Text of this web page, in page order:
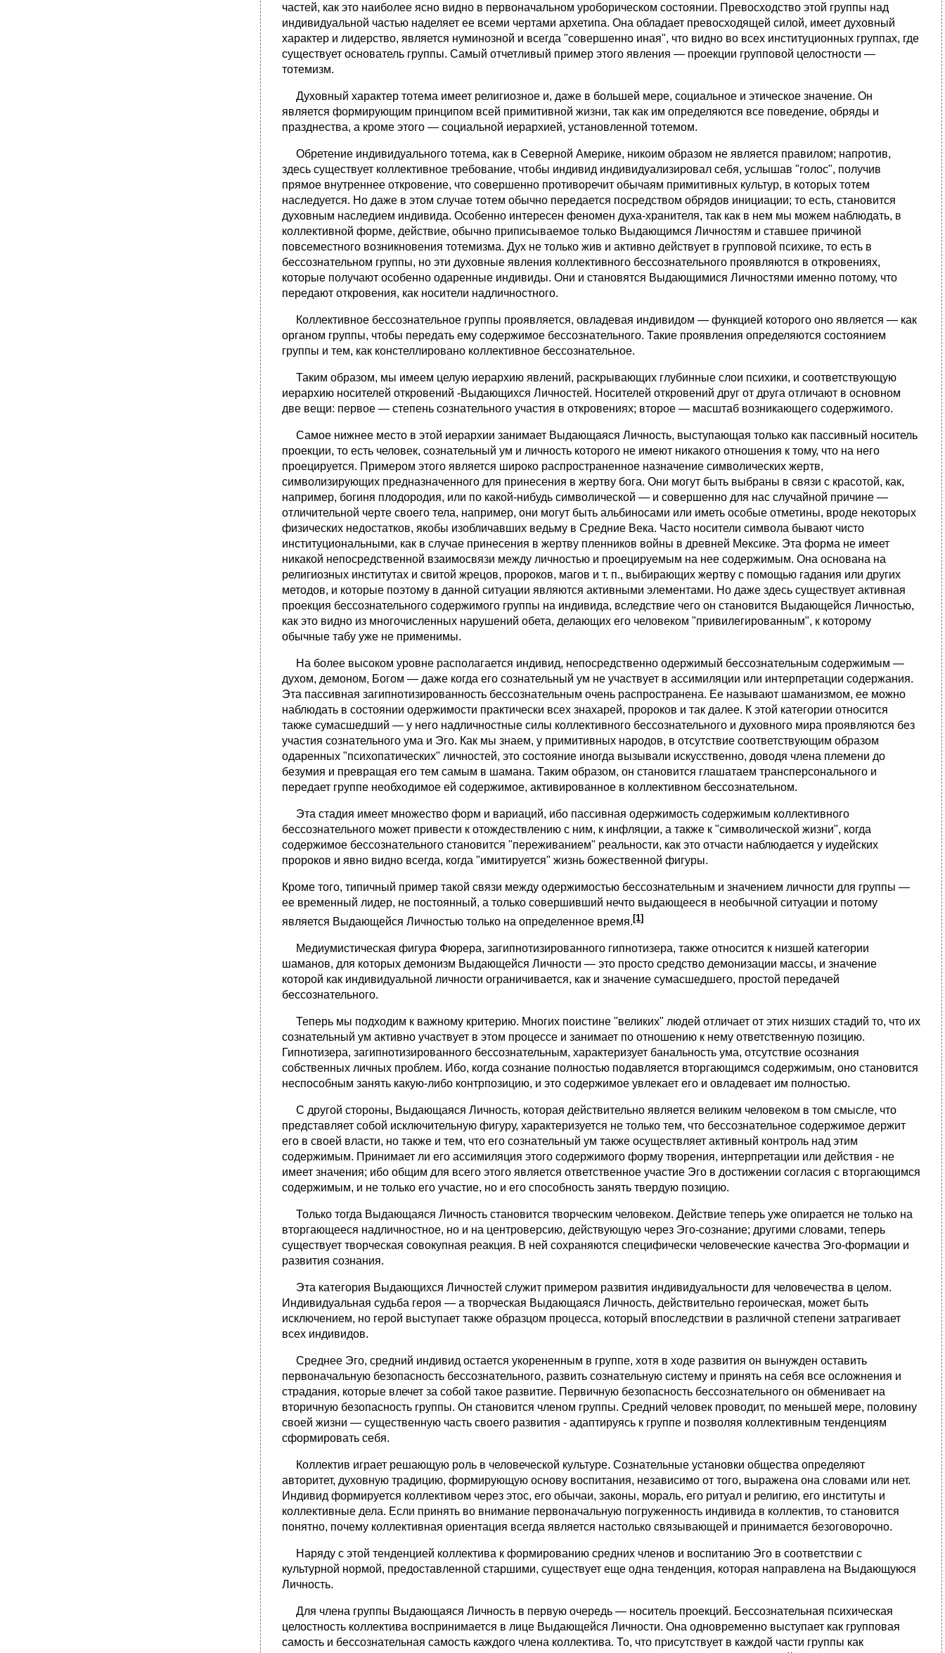
частей, как это наиболее ясно видно в первоначальном уроборическом состоянии. Превосходство этой группы над
индивидуальной частью наделяет ее всеми чертами архетипа. Она обладает превосходящей силой, имеет духовный
характер и лидерство, является нуминозной и всегда "совершенно иная", что видно во всех институционных группах, где
существует основатель группы. Самый отчетливый пример этого явления — проекции групповой целостности —
тотемизм.
Духовный характер тотема имеет религиозное и, даже в большей мере, социальное и этическое значение. Он
является формирующим принципом всей примитивной жизни, так как им определяются все поведение, обряды и
празднества, а кроме этого — социальной иерархией, установленной тотемом.
Обретение индивидуального тотема, как в Северной Америке, никоим образом не является правилом; напротив,
здесь существует коллективное требование, чтобы индивид индивидуализировал себя, услышав "голос", получив
прямое внутреннее откровение, что совершенно противоречит обычаям примитивных культур, в которых тотем
наследуется. Но даже в этом случае тотем обычно передается посредством обрядов инициации; то есть, становится
духовным наследием индивида. Особенно интересен феномен духа-хранителя, так как в нем мы можем наблюдать, в
коллективной форме, действие, обычно приписываемое только Выдающимся Личностям и ставшее причиной
повсеместного возникновения тотемизма. Дух не только жив и активно действует в групповой психике, то есть в
бессознательном группы, но эти духовные явления коллективного бессознательного проявляются в откровениях,
которые получают особенно одаренные индивиды. Они и становятся Выдающимися Личностями именно потому, что
передают откровения, как носители надличностного.
Коллективное бессознательное группы проявляется, овладевая индивидом — функцией которого оно является — как
органом группы, чтобы передать ему содержимое бессознательного. Такие проявления определяются состоянием
группы и тем, как констеллировано коллективное бессознательное.
Таким образом, мы имеем целую иерархию явлений, раскрывающих глубинные слои психики, и соответствующую
иерархию носителей откровений -Выдающихся Личностей. Носителей откровений друг от друга отличают в основном
две вещи: первое — степень сознательного участия в откровениях; второе — масштаб возникающего содержимого.
Самое нижнее место в этой иерархии занимает Выдающаяся Личность, выступающая только как пассивный носитель
проекции, то есть человек, сознательный ум и личность которого не имеют никакого отношения к тому, что на него
проецируется. Примером этого является широко распространенное назначение символических жертв,
символизирующих предназначенного для принесения в жертву бога. Они могут быть выбраны в связи с красотой, как,
например, богиня плодородия, или по какой-нибудь символической — и совершенно для нас случайной причине —
отличительной черте своего тела, например, они могут быть альбиносами или иметь особые отметины, вроде некоторых
физических недостатков, якобы изобличавших ведьму в Средние Века. Часто носители символа бывают чисто
институциональными, как в случае принесения в жертву пленников войны в древней Мексике. Эта форма не имеет
никакой непосредственной взаимосвязи между личностью и проецируемым на нее содержимым. Она основана на
религиозных институтах и свитой жрецов, пророков, магов и т. п., выбирающих жертву с помощью гадания или других
методов, и которые поэтому в данной ситуации являются активными элементами. Но даже здесь существует активная
проекция бессознательного содержимого группы на индивида, вследствие чего он становится Выдающейся Личностью,
как это видно из многочисленных нарушений обета, делающих его человеком "привилегированным", к которому
обычные табу уже не применимы.
На более высоком уровне располагается индивид, непосредственно одержимый бессознательным содержимым —
духом, демоном, Богом — даже когда его сознательный ум не участвует в ассимиляции или интерпретации содержания.
Эта пассивная загипнотизированность бессознательным очень распространена. Ее называют шаманизмом, ее можно
наблюдать в состоянии одержимости практически всех знахарей, пророков и так далее. К этой категории относится
также сумасшедший — у него надличностные силы коллективного бессознательного и духовного мира проявляются без
участия сознательного ума и Эго. Как мы знаем, у примитивных народов, в отсутствие соответствующим образом
одаренных "психопатических" личностей, это состояние иногда вызывали искусственно, доводя члена племени до
безумия и превращая его тем самым в шамана. Таким образом, он становится глашатаем трансперсонального и
передает группе необходимое ей содержимое, активированное в коллективном бессознательном.
Эта стадия имеет множество форм и вариаций, ибо пассивная одержимость содержимым коллективного
бессознательного может привести к отождествлению с ним, к инфляции, а также к "символической жизни", когда
содержимое бессознательного становится "переживанием" реальности, как это отчасти наблюдается у иудейских
пророков и явно видно всегда, когда "имитируется" жизнь божественной фигуры.
Кроме того, типичный пример такой связи между одержимостью бессознательным и значением личности для группы —
ее временный лидер, не постоянный, а только совершивший нечто выдающееся в необычной ситуации и потому
является Выдающейся Личностью только на определенное время.[1]
Медиумистическая фигура Фюрера, загипнотизированного гипнотизера, также относится к низшей категории
шаманов, для которых демонизм Выдающейся Личности — это просто средство демонизации массы, и значение
которой как индивидуальной личности ограничивается, как и значение сумасшедшего, простой передачей
бессознательного.
Теперь мы подходим к важному критерию. Многих поистине "великих" людей отличает от этих низших стадий то, что их
сознательный ум активно участвует в этом процессе и занимает по отношению к нему ответственную позицию.
Гипнотизера, загипнотизированного бессознательным, характеризует банальность ума, отсутствие осознания
собственных личных проблем. Ибо, когда сознание полностью подавляется вторгающимся содержимым, оно становится
неспособным занять какую-либо контрпозицию, и это содержимое увлекает его и овладевает им полностью.
С другой стороны, Выдающаяся Личность, которая действительно является великим человеком в том смысле, что
представляет собой исключительную фигуру, характеризуется не только тем, что бессознательное содержимое держит
его в своей власти, но также и тем, что его сознательный ум также осуществляет активный контроль над этим
содержимым. Принимает ли его ассимиляция этого содержимого форму творения, интерпретации или действия - не
имеет значения; ибо общим для всего этого является ответственное участие Эго в достижении согласия с вторгающимся
содержимым, и не только его участие, но и его способность занять твердую позицию.
Только тогда Выдающаяся Личность становится творческим человеком. Действие теперь уже опирается не только на
вторгающееся надличностное, но и на центроверсию, действующую через Эго-сознание; другими словами, теперь
существует творческая совокупная реакция. В ней сохраняются специфически человеческие качества Эго-формации и
развития сознания.
Эта категория Выдающихся Личностей служит примером развития индивидуальности для человечества в целом.
Индивидуальная судьба героя — а творческая Выдающаяся Личность, действительно героическая, может быть
исключением, но герой выступает также образцом процесса, который впоследствии в различной степени затрагивает
всех индивидов.
Среднее Эго, средний индивид остается укорененным в группе, хотя в ходе развития он вынужден оставить
первоначальную безопасность бессознательного, развить сознательную систему и принять на себя все осложнения и
страдания, которые влечет за собой такое развитие. Первичную безопасность бессознательного он обменивает на
вторичную безопасность группы. Он становится членом группы. Средний человек проводит, по меньшей мере, половину
своей жизни — существенную часть своего развития - адаптируясь к группе и позволяя коллективным тенденциям
сформировать себя.
Коллектив играет решающую роль в человеческой культуре. Сознательные установки общества определяют
авторитет, духовную традицию, формирующую основу воспитания, независимо от того, выражена она словами или нет.
Индивид формируется коллективом через этос, его обычаи, законы, мораль, его ритуал и религию, его институты и
коллективные дела. Если принять во внимание первоначальную погруженность индивида в коллектив, то становится
понятно, почему коллективная ориентация всегда является настолько связывающей и принимается безоговорочно.
Наряду с этой тенденцией коллектива к формированию средних членов и воспитанию Эго в соответствии с
культурной нормой, предоставленной старшими, существует еще одна тенденция, которая направлена на Выдающуюся
Личность.
Для члена группы Выдающаяся Личность в первую очередь — носитель проекций. Бессознательная психическая
целостность коллектива воспринимается в лице Выдающейся Личности. Она одновременно выступает как групповая
самость и бессознательная самость каждого члена коллектива. То, что присутствует в каждой части группы как